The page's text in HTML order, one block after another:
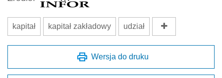
kapitał kapitał zakładowy udział
Wersja do druku